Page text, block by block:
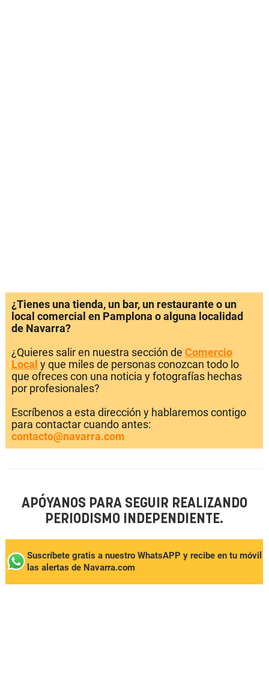
¿Tienes una tienda, un bar, un restaurante o un
local comercial en Pamplona o alguna localidad
de Navarra?
¿Quieres salir en nuestra sección de Comercio
Local y que miles de personas conozcan todo lo
que ofreces con una noticia y fotografías hechas
por profesionales?
Escríbenos a esta dirección y hablaremos contigo
para contactar cuando antes:
contacto@navarra.com
APÓYANOS PARA SEGUIR REALIZANDO
PERIODISMO INDEPENDIENTE.
Suscríbete gratis a nuestro WhatsAPP y recibe en tu móvil
las alertas de Navarra.com